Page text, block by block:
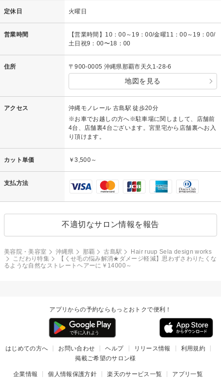
定休日 火曜日
営業時間
【営業時間】10：00～19：00/金曜11：00～19：00/
土日祝9：00〜18：00
住所 〒900-0005 沖縄県那覇市天久1-28-6
地図を見る
アクセス
沖縄モノレール 古島駅 徒歩20分
※お車でお越しの方へ※駐車場に関しまして、店舗前
4台、店舗裏4台ございます。宮里宅から店舗裏へお入
り頂けます。
カット単価 ￥3,500～
支払方法
不適切なサロン情報を報告
美容院・美容室 沖縄県 那覇 古島駅
Hair ruup Sela design works
こだわり特集
【くせ毛の悩み解消★ダメージ軽減】思わずさわりたくな
るような自然なストレートヘアーに￥14000～
アプリからの予約ならもっとおトクで便利！
はじめての方へ お問い合わせ ヘルプ リリース情報
利用規約
掲載ご希望のサロン様
企業情報 個人情報保護方針 楽天のサービス一覧 アプリ一覧